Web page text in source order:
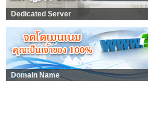
Dedicated Server
Domain Name